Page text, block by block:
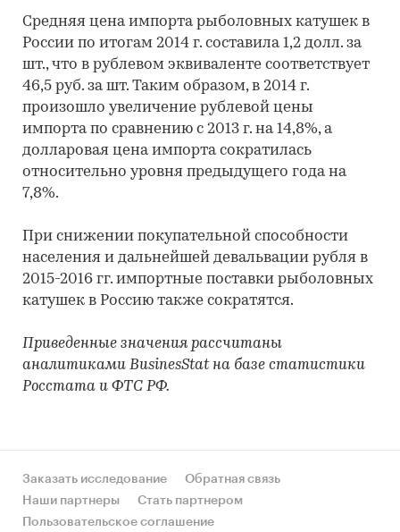
Средняя цена импорта рыболовных катушек в
России по итогам 2014 г. составила 1,2 долл. за
шт., что в рублевом эквиваленте соответствует
46,5 руб. за шт. Таким образом, в 2014 г.
произошло увеличение рублевой цены
импорта по сравнению с 2013 г. на 14,8%, а
долларовая цена импорта сократилась
относительно уровня предыдущего года на
7,8%.
При снижении покупательной способности
населения и дальнейшей девальвации рубля в
2015-2016 гг. импортные поставки рыболовных
катушек в Россию также сократятся.
Приведенные значения рассчитаны
аналитиками BusinesStat на базе статистики
Росстата и ФТС РФ.
Заказать исследование
Обратная связь
Наши партнеры
Стать партнером
Пользовательское соглашение